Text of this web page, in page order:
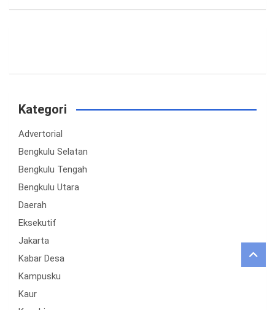
Kategori
Advertorial
Bengkulu Selatan
Bengkulu Tengah
Bengkulu Utara
Daerah
Eksekutif
Jakarta
Kabar Desa
Kampusku
Kaur